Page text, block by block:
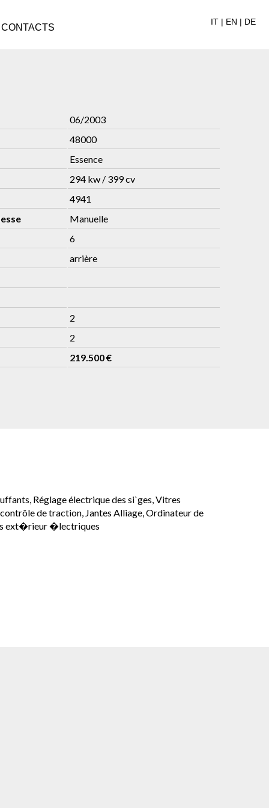
CONTACTS
IT| EN | DE
06/2003
48000
Essence
294 kw / 399 cv
4941
Manuelle
6
arrière
2
2
219.500 €
Réglage électrique des si`ges, Vitres
de traction, Jantes Alliage, Ordinateur de
ext�rieur �lectriques